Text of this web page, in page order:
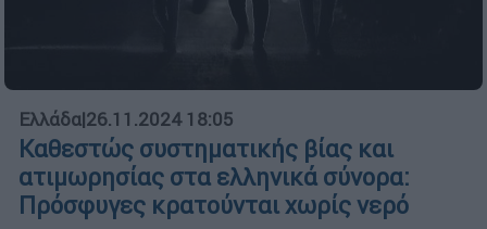
Ελλάδα|26.11.2024 18:05
Καθεστώς συστηματικής βίας και
ατιμωρησίας στα ελληνικά σύνορα:
Πρόσφυγες κρατούνται χωρίς νερό